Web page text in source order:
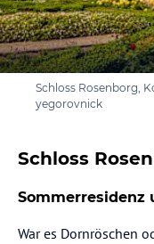
Schloss Rosenborg,
yegorovnick
Schloss
Sommerresidenz
War es Dornröschen